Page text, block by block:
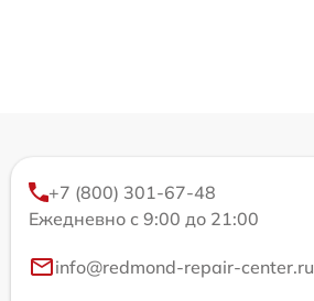
+7 (800) 301-67-48
Ежедневно с 9:00 до 21:00
info@redmond-repair-center.ru